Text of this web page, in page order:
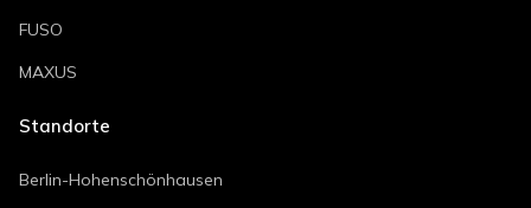
FUSO
MAXUS
Standorte
Berlin-Hohenschönhausen